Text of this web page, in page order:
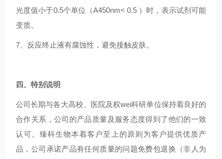
光度值小于0.5个单位（A450nm< 0.5 ）时，表示试剂可能
变质。
7、反应终止液有腐蚀性，避免接触皮肤。
四、特别说明
公司长期与各大高校、医院及权wei科研单位保持着良好的
合作关系，公司的产品质量及服务态度得到了他们的一致
认可。臻科生物本着客户至上的原则为客户提供优质产
品，公司承诺产品有任何质量的问题免费包退换（非人为